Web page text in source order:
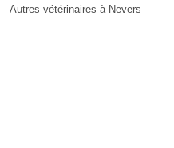
Autres vétérinaires à Nevers